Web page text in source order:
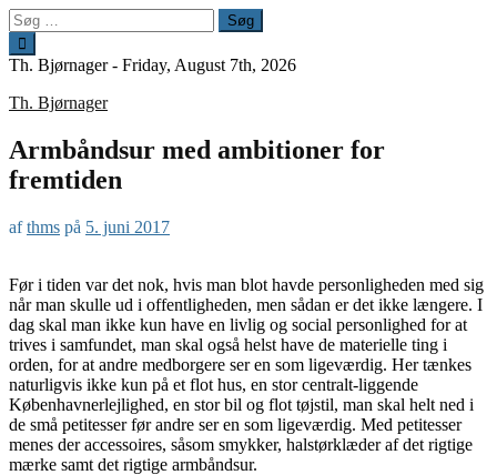
Spring
til
indhold
Søg
efter:
Th. Bjørnager - Friday, August 7th, 2026
Th. Bjørnager
Armbåndsur med ambitioner for
fremtiden
afthms på 5. juni 2017
Før i tiden var det nok, hvis man blot havde personligheden med sig
når man skulle ud i offentligheden, men sådan er det ikke længere. I
dag skal man ikke kun have en livlig og social personlighed for at
trives i samfundet, man skal også helst have de materielle ting i
orden, for at andre medborgere ser en som ligeværdig. Her tænkes
naturligvis ikke kun på et flot hus, en stor centralt-liggende
Københavnerlejlighed, en stor bil og flot tøjstil, man skal helt ned i
de små petitesser før andre ser en som ligeværdig. Med petitesser
menes der accessoires, såsom smykker, halstørklæder af det rigtige
mærke samt det rigtige armbåndsur.